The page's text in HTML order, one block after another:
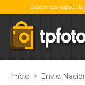
Descontos
Início > Envio